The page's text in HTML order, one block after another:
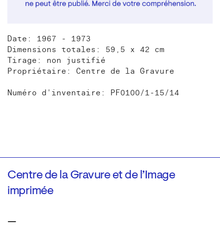
Date: 1967 - 1973
Dimensions totales: 59,5 x 42 cm
Tirage: non justifié
Propriétaire: Centre de la Gravure
Numéro d'inventaire: PF0100/1-15/14
Centre de la Gravure et de l’Image
imprimée
—